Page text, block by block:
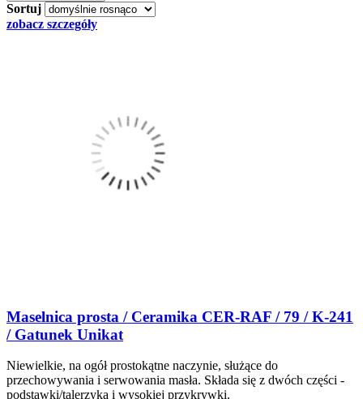
Sortuj
zobacz szczegóły
Maselnica prosta / Ceramika CER-RAF / 79 / K-241
/ Gatunek Unikat
Niewielkie, na ogół prostokątne naczynie, służące do
przechowywania i serwowania masła. Składa się z dwóch części -
podstawki/talerzyka i wysokiej przykrywki.